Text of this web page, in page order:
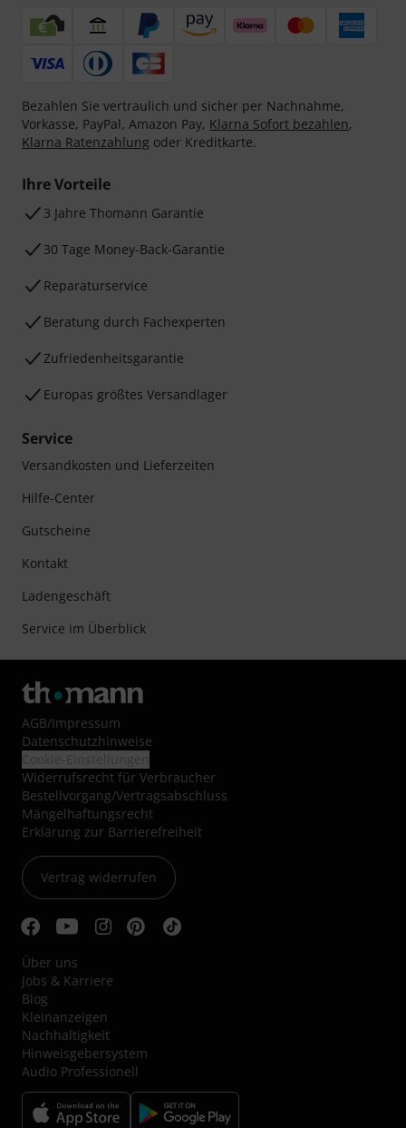
Bezahlen Sie vertraulich und sicher per Nachnahme,
Vorkasse, PayPal, Amazon Pay, Klarna Sofort bezahlen,
Klarna Ratenzahlung oder Kreditkarte.
Ihre Vorteile
3 Jahre Thomann Garantie
30 Tage Money-Back-Garantie
Reparaturservice
Beratung durch Fachexperten
Zufriedenheitsgarantie
Europas größtes Versandlager
Service
Versandkosten und Lieferzeiten
Hilfe-Center
Gutscheine
Kontakt
Ladengeschäft
Service im Überblick
AGB/Impressum
Datenschutzhinweise
Widerrufsrecht für Verbraucher
Bestellvorgang/Vertragsabschluss
Mängelhaftungsrecht
Erklärung zur Barrierefreiheit
Vertrag widerrufen
Über uns
Jobs & Karriere
Blog
Kleinanzeigen
Nachhaltigkeit
Hinweisgebersystem
Audio Professionell